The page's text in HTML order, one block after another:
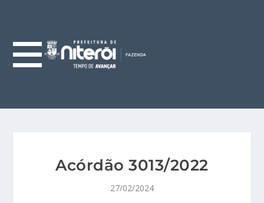
Acórdão 3013/2022
27/02/2024